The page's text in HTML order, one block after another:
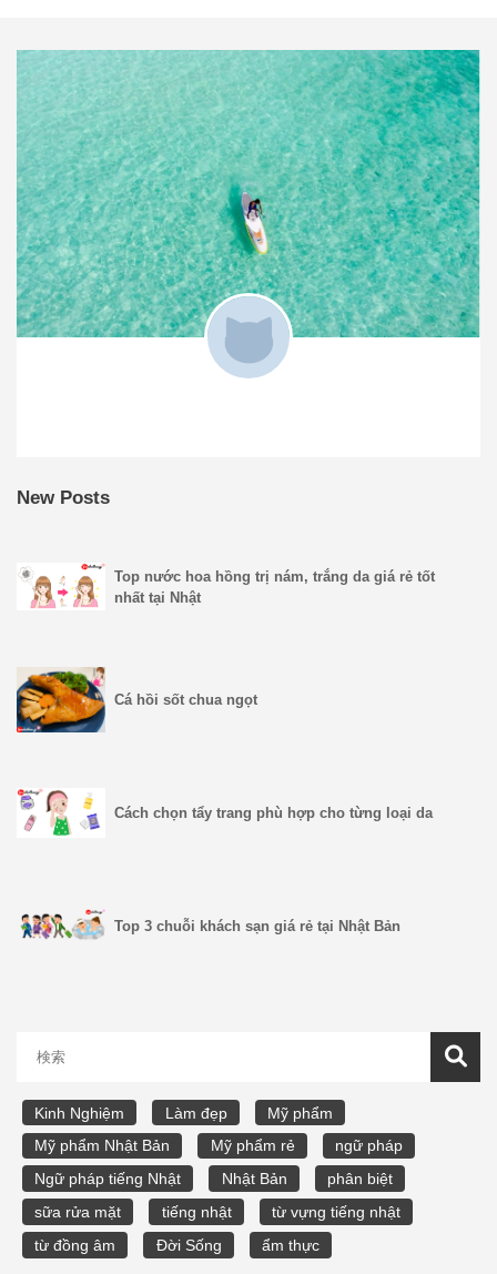
New Posts
Top nước hoa hồng trị nám, trắng da giá rẻ tốt
nhất tại Nhật
Cá hồi sốt chua ngọt
Cách chọn tẩy trang phù hợp cho từng loại da
Top 3 chuỗi khách sạn giá rẻ tại Nhật Bản
Kinh Nghiệm Làm đẹp
Mỹ phẩm
Mỹ phẩm Nhật Bản
Mỹ phẩm rẻ
ngữ pháp
Ngữ pháp tiếng Nhật
Nhật Bản
phân biệt
sữa rửa mặt
tiếng nhật
từ vựng tiếng nhật
từ đồng âm
Đời Sống ẩm thực